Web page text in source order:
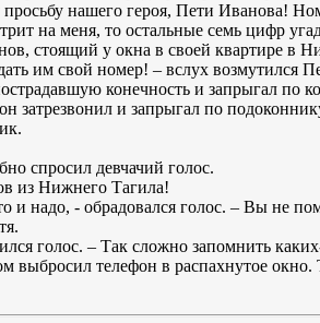
нашего героя, Пети Иванова!
на меня, то остальные семь цифр
стоящий у окна в своей квартире в
им свой номер! – вслух возмутился
конечность и запрыгал по
затрезвонил и запрыгал по
спросил девчачий голос.
из Нижнего Тагила!
и надо, - обрадовался голос. – Вы не
голос. – Так сложно запомнить
выбросил телефон в распахнутое окно.